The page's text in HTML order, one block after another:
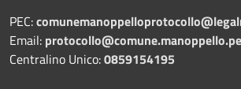
PEC:
Email:
Centralino Unico:0859154195